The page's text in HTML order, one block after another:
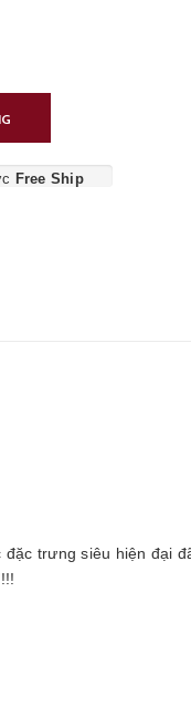
Free Ship
trưng siêu hiện đại